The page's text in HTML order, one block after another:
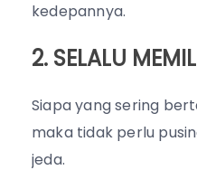
kedepannya.
2. SELALU
Siapa yang sering
maka tidak perlu
jeda.